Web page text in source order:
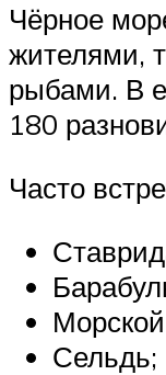
Чёрное
жителями,
рыбами. В
180
Часто
Сельдь;